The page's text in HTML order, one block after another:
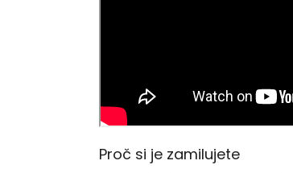
Proč si je zamilujete